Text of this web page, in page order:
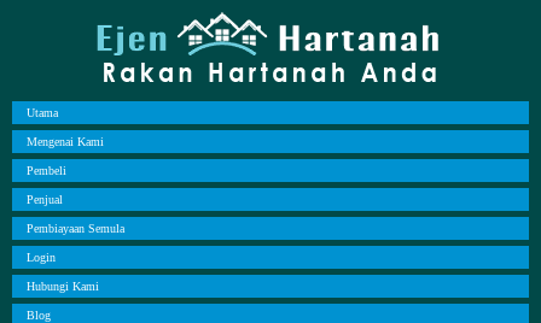
Utama
Mengenai Kami
Pembeli
Penjual
Pembiayaan Semula
Login
Hubungi Kami
Blog